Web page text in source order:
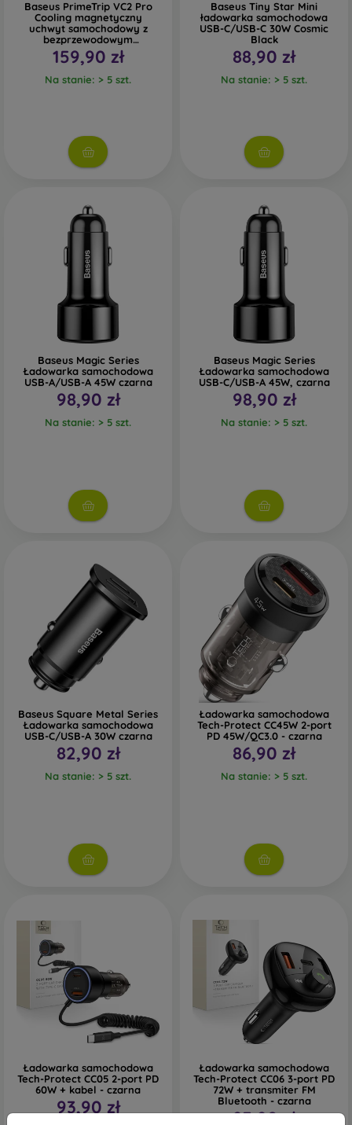
Baseus PrimeTrip VC2 Pro
Cooling magnetyczny
uchwyt samochodowy z
bezprzewodowym
ładowaniem 25W Cosmic
Black
159,90 zł
Na stanie: > 5 szt.
Baseus Tiny Star Mini
ładowarka samochodowa
USB-C/USB-C 30W Cosmic
Black
88,90 zł
Na stanie: > 5 szt.
Baseus Magic Series
Ładowarka samochodowa
USB-A/USB-A 45W czarna
98,90 zł
Na stanie: > 5 szt.
Baseus Magic Series
Ładowarka samochodowa
USB-C/USB-A 45W, czarna
98,90 zł
Na stanie: > 5 szt.
Baseus Square Metal Series
Ładowarka samochodowa
USB-C/USB-A 30W czarna
82,90 zł
Na stanie: > 5 szt.
Ładowarka samochodowa
Tech-Protect CC45W 2-port
PD 45W/QC3.0 - czarna
86,90 zł
Na stanie: > 5 szt.
Ładowarka samochodowa
Tech-Protect CC05 2-port PD
60W + kabel - czarna
93,90 zł
Ładowarka samochodowa
Tech-Protect CC06 3-port PD
72W + transmiter FM
Bluetooth - czarna
93,90 zł